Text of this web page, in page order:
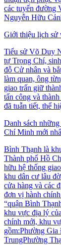
các tuyến đường
Nguyễn Hữu
Giới thiệu lịch sử
Tiểu sử Võ Duy
tự Trọng Chí,
đỗ Cử nhân và
làm quan, ông
giao trấn giữ
tấn công và
đã tuẫn tiết, thể
Danh sách
Chí Minh mới
Bình Thạnh là
Thành phố Hồ
hữu hệ thống
khu dân cư lâu
cửa hàng và các
đơn vị hành
“quận Bình
khu vực địa lý
chính mới, khu
gồm:Phường
TrungPhường